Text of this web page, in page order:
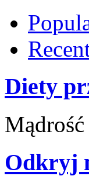
Diety
Odkryj